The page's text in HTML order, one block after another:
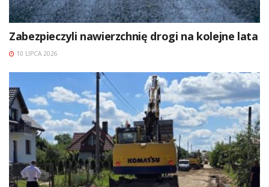
Zabezpieczyli nawierzchnię drogi na kolejne lata
10 LIPCA 2026